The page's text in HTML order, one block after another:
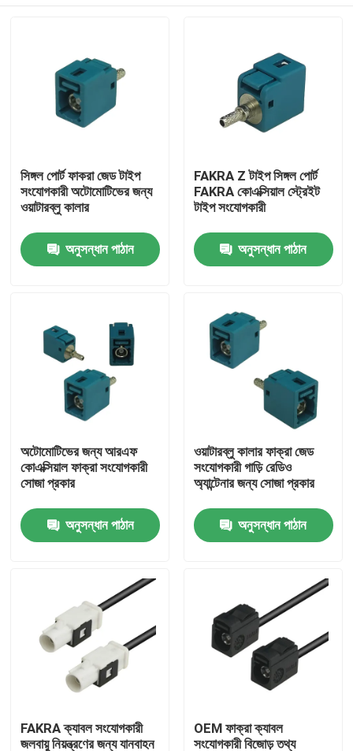
পণ্য
আমাদের সম্পর্কে
কারখানা ভ্রমণ
মান নিয়ন্ত্রণ
উদ্ধৃতির জন্য আবেদন
FAKRA HSD সংযোগকারী
FAKRA PCB সংযোগকারী
সিঙ্গল পোর্ট ফাকরা জেড টাইপ
সংযোগকারী অটোমোটিভের জন্য
ওয়াটারব্লু কালার
অনুসন্ধান পাঠান
FAKRA Z টাইপ সিঙ্গল পোর্ট
FAKRA কোএক্সিয়াল স্ট্রেইট
টাইপ সংযোগকারী
অনুসন্ধান পাঠান
অটোমোটিভের জন্য আরএফ
কোএক্সিয়াল ফাক্রা সংযোগকারী
সোজা প্রকার
অনুসন্ধান পাঠান
ওয়াটারব্লু কালার ফাক্রা জেড
সংযোগকারী গাড়ি রেডিও
অ্যান্টেনার জন্য সোজা প্রকার
অনুসন্ধান পাঠান
FAKRA ক্যাবল সংযোগকারী
জলবায়ু নিয়ন্ত্রণের জন্য যানবাহন
OEM ফাক্রা ক্যাবল
সংযোগকারী বিজোড় তথ্য